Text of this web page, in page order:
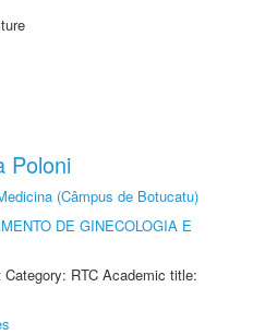
Poloni
(Câmpus de Botucatu)
DE GINECOLOGIA E
RTC Academic title: